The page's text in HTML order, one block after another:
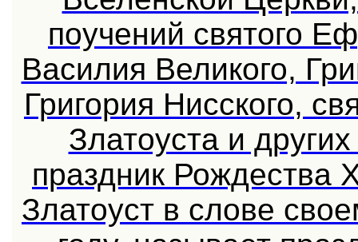
поучений святого
Василия Великого,
Григория Нисского,
Златоуста и
праздник Рождества
Златоуст в слове